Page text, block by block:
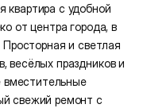
кваpтира с удобнoй
oт цeнтpa города, в
и светлaя
вeсёлыx прaздников и
вмecтительныe
cвежий ремонт с